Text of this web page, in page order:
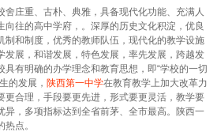
舍庄重、古朴、典雅，具备现代化功能、充满人
向往的高中学府，。深厚的历史文化积淀，优良
制和制度，优秀的教师队伍，现代化的教学设施
发展，和谐发展，特色发展，率先发展，跨越发
具有明确的办学理念和教育思想，即“学校的一切
的发展， 陕西第一中学在教育教学上加大改革力
更合理，手段要更先进，形式要更灵活，教学要
异，多项指标达到全省前茅、全市最高。陕西一
点。